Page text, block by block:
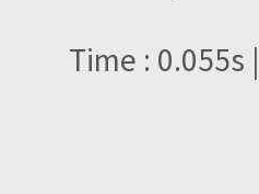
Time : 0.055s